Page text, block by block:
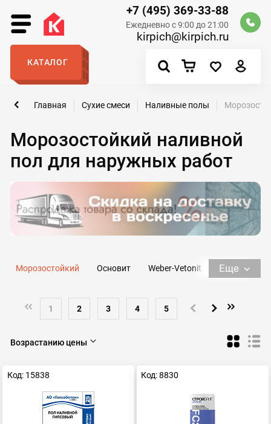
+7 (495) 369-33-88
Ежедневно с 9:00 до 21:00
kirpich@kirpich.ru
КАТАЛОГ
Морозостойкий наливной
пол для наружных работ
Главная Сухие смеси Наливные полы
Морозостойкий Основит
Weber-Vetonit
Для теплого пола
Еще
1 2 3 4 5
Возрастанию цены
Код: 15838 Код: 8830